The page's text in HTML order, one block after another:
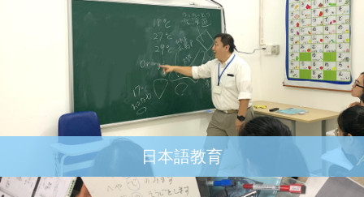
日本語教育